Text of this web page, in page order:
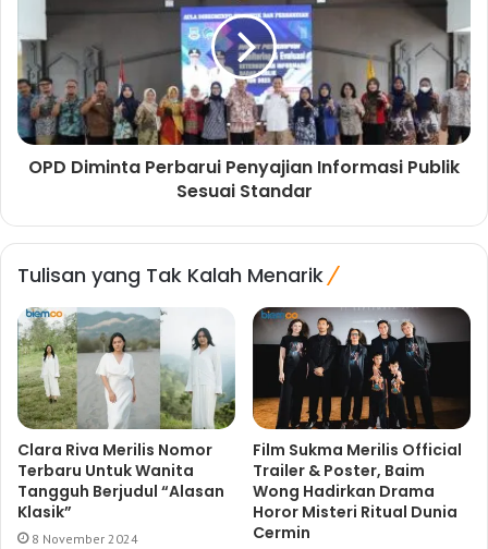
OPD Diminta Perbarui Penyajian Informasi Publik
Sesuai Standar
Tulisan yang Tak Kalah Menarik
Clara Riva Merilis Nomor
Terbaru Untuk Wanita
Tangguh Berjudul “Alasan
Klasik”
8 November 2024
Film Sukma Merilis Official
Trailer & Poster, Baim
Wong Hadirkan Drama
Horor Misteri Ritual Dunia
Cermin